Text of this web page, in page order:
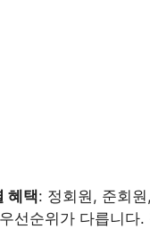
혜택: 정회원, 준회
선순위가 다릅니다